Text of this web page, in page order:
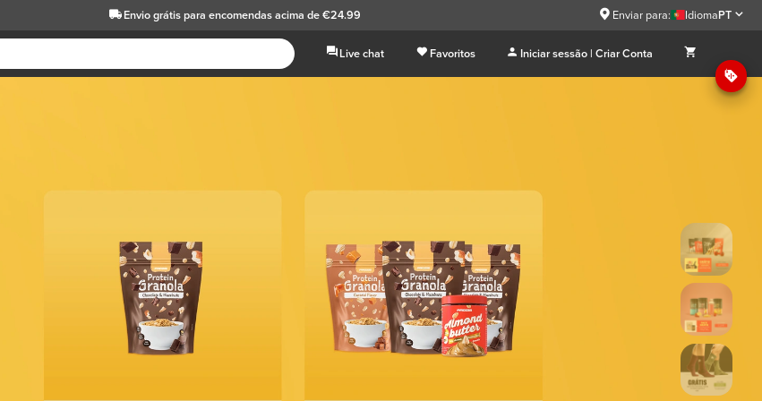
Envio grátispara encomendas acima de €24.99 Enviar para: IdiomaPT
Live chat Favoritos Iniciar sessão | Criar Conta